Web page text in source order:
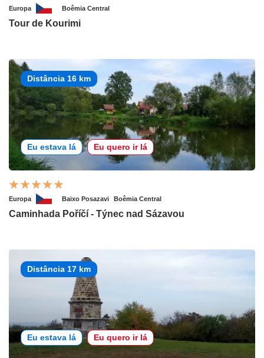
Europa Boêmia Central
Tour de Kourimi
Distância 16 km
Eu estava lá Eu quero ir lá
Europa Baixo Posazavi Boêmia Central
Caminhada Poříčí - Týnec nad Sázavou
Distância 17 km
Eu estava lá Eu quero ir lá